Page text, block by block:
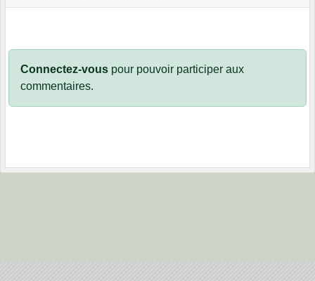
Connectez-vous pour pouvoir participer aux
commentaires.